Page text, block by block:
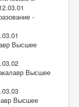
-
Высшее
Высшее
Высшее